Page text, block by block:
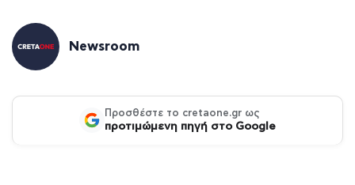
Newsroom
Προσθέστε το cretaone.gr ως
προτιμώμενη πηγή στο Google